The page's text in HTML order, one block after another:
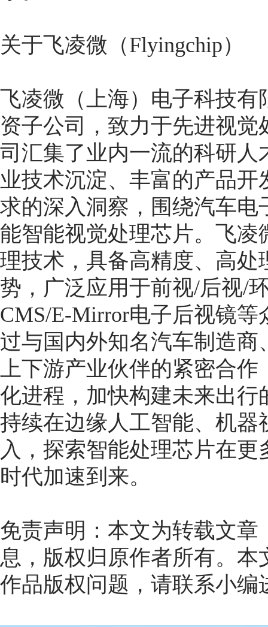
关于飞凌微（Flyingchip）
飞凌微（上海）电子科技有
资子公司，致力于先进视
司汇集了业内一流的科研
业技术沉淀、丰富的产品
求的深入洞察，围绕汽车
能智能视觉处理芯片。飞
理技术，具备高精度、高
势，广泛应用于前视/后视/
CMS/E-Mirror电子后视镜
过与国内外知名汽车制造商
上下游产业伙伴的紧密合
化进程，加快构建未来出
持续在边缘人工智能、机
入，探索智能处理芯片在
时代加速到来。
免责声明：本文为转载文
息，版权归原作者所有。
作品版权问题，请联系小编